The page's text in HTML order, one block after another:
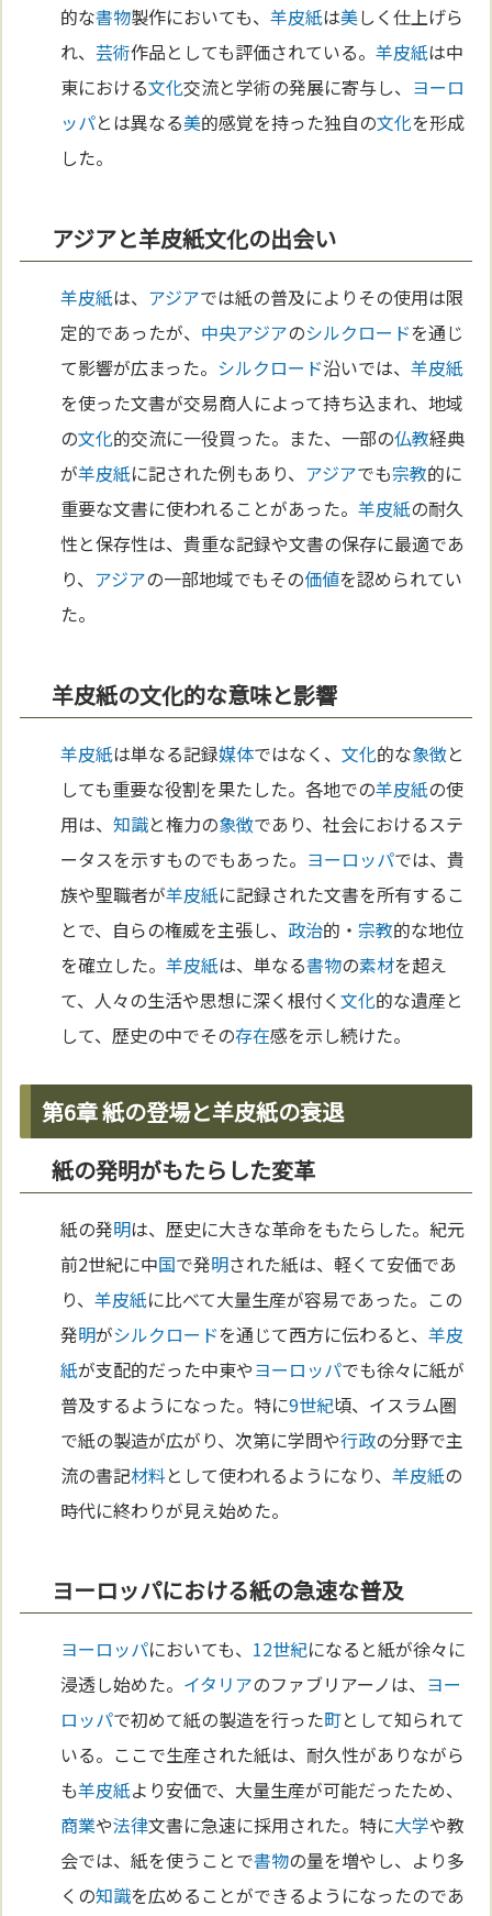
的な書物製作においても、羊皮紙は美しく仕上げら
れ、芸術作品としても評価されている。羊皮紙は中
東における文化交流と学術の発展に寄与し、 ヨーロ
ッパとは異なる美的感覚を持った独自の文化を形成
した。
アジアと羊皮紙文化の出会い
羊皮紙は、 アジアでは紙の普及によりその使用は限
定的であったが、 中央アジアのシルクロードを通じ
て影響が広まった。 シルクロード沿いでは、羊皮紙
を使った文書が交易商人によって持ち込まれ、地域
の文化的交流に一役買った。また、一部の仏教経典
が羊皮紙に記された例もあり、 アジアでも宗教的に
重要な文書に使われることがあった。羊皮紙の耐久
性と保存性は、貴重な記録や文書の保存に最適であ
り、 アジアの一部地域でもその価値を認められてい
た。
羊皮紙の文化的な意味と影響
羊皮紙は単なる記録媒体ではなく、文化的な象徴と
しても重要な役割を果たした。各地での羊皮紙の使
用は、知識と権力の象徴であり、社会におけるステ
ータスを示すものでもあった。 ヨーロッパでは、貴
族や聖職者が羊皮紙に記録された文書を所有するこ
とで、自らの権威を主張し、 政治的・ 宗教的な地位
を確立した。羊皮紙は、単なる書物の素材を超え
て、人々の生活や思想に深く根付く文化的な遺産と
して、歴史の中でその存在感を示し続けた。
第6章 紙の登場と羊皮紙の衰退
紙の発明がもたらした変革
紙の発明は、歴史に大きな革命をもたらした。紀元
前2世紀に中国で発明された紙は、軽くて安価であ
り、羊皮紙に比べて大量生産が容易であった。この
発明がシルクロードを通じて西方に伝わると、羊皮
紙が支配的だった中東やヨーロッパでも徐々に紙が
普及するようになった。特に9世紀頃、イスラム圏
で紙の製造が広がり、次第に学問や行政の分野で主
流の書記材料として使われるようになり、羊皮紙の
時代に終わりが見え始めた。
ヨーロッパにおける紙の急速な普及
ヨーロッパにおいても、 12世紀になると紙が徐々に
浸透し始めた。 イタリアのファブリアーノは、 ヨー
ロッパで初めて紙の製造を行った町として知られて
いる。ここで生産された紙は、耐久性がありながら
も羊皮紙より安価で、大量生産が可能だったため、
商業や法律文書に急速に採用された。特に大学や教
会では、紙を使うことで書物の量を増やし、より多
くの知識を広めることができるようになったのであ